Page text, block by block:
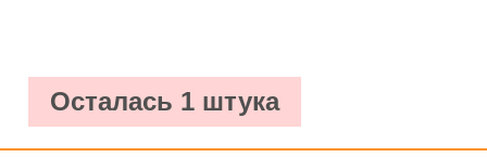
Осталась 1 штука